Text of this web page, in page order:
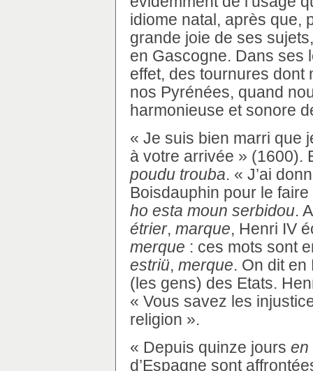
idiome natal, après que,
grande joie de ses
en Gascogne. Dans ses
effet, des tournures
nos Pyrénées, quand
harmonieuse et sonore
« Je suis bien marri que
à votre arrivée » (1600).
poudu trouba. « J’ai
Boisdauphin pour le
ho esta moun serbidou.
étrier, marque, Henri IV
merque : ces mots sont
estriü, merque. On dit
(les gens) des Etats.
« Vous savez les
religion ».
« Depuis quinze jours en
d’Espagne sont